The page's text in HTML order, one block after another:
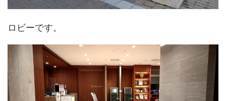
ロビーです。